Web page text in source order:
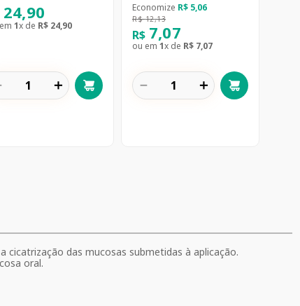
24,90
1x de R$ 24,90
＋
Economize R$ 5,06
R$ 12,13
R$ 7,07
ou em 1x de R$ 7,07
＋
－
das mucosas submetidas à aplicação.
oral.